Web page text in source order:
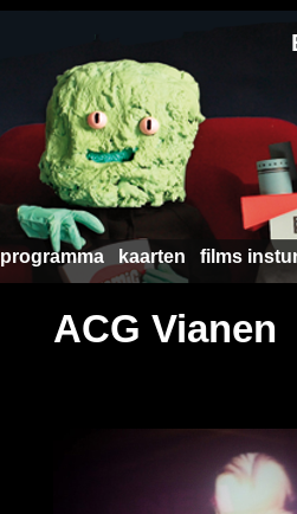
programma kaarten films
ACG Vianen